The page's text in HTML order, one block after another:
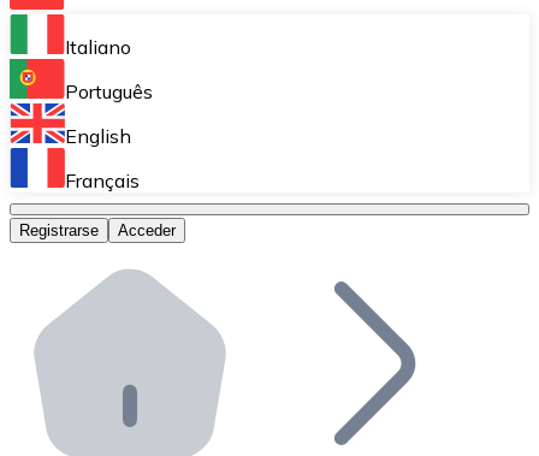
Bitnovo Ramp
Integra nuestra solución en tu plataforma.
Bitnovo Giftcards
Bitnovo OTC
Bitnovo ATM
Integra un ATM Bitnovo en tu negocio y permite que
Bitnovo API
Integra nuestra API en tu ecosistema.
Italiano
Português
English
Français
Registrarse Acceder